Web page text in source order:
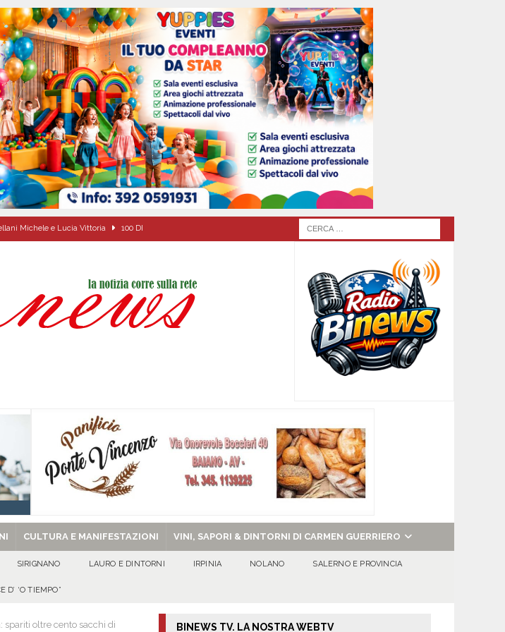
Michele e Lucia Vittoria 100 DI
del fondatore
Negato: il Caso del Centro Sociale mai
vita umana” CULTURA E
E MANIFESTAZIONI
Battista e santa Sabina EVIDENZA
CULTURA E MANIFESTAZIONI VINI, SAPORI & DINTORNI DI CARMEN GUERRIERO
SIRIGNANO LAURO E DINTORNI IRPINIA NOLANO SALERNO E PROVINCIA
D’ ‘O TIEMPO”
spariti oltre cento sacchi di BINEWS TV. LA NOSTRA WEBTV